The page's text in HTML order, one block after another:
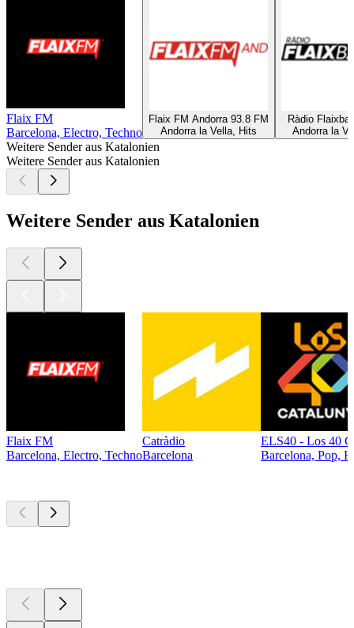
Flaix FM
Barcelona, Electro, Techno
Flaix FM Andorra 93.8 FM
Andorra la Vella, Hits
Ràdio
Andorra la
Weitere Sender aus Katalonien
Weitere Sender aus Katalonien
Weitere Sender aus Katalonien
Flaix FM
Barcelona, Electro, Techno
Catràdio
Barcelona
ELS40 - Los 40
Barcelona, Pop,